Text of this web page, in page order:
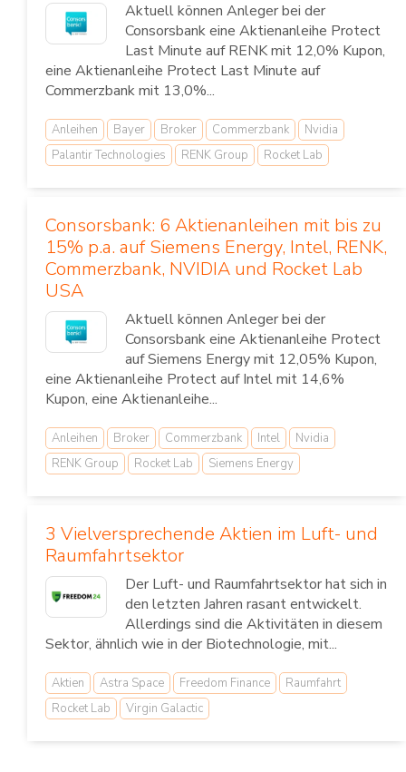
Aktuell können Anleger bei der
Consorsbank eine Aktienanleihe Protect
Last Minute auf RENK mit 12,0% Kupon,
eine Aktienanleihe Protect Last Minute auf
Commerzbank mit 13,0%...
Anleihen Bayer Broker Commerzbank
Nvidia
Palantir Technologies
RENK Group Rocket Lab
Consorsbank: 6 Aktienanleihen mit bis zu
15% p.a. auf Siemens Energy, Intel, RENK,
Commerzbank, NVIDIA und Rocket Lab
USA
Aktuell können Anleger bei der
Consorsbank eine Aktienanleihe Protect
auf Siemens Energy mit 12,05% Kupon,
eine Aktienanleihe Protect auf Intel mit 14,6%
Kupon, eine Aktienanleihe...
Anleihen Broker Commerzbank Intel
Nvidia
RENK Group
Rocket Lab Siemens Energy
3 Vielversprechende Aktien im Luft- und
Raumfahrtsektor
Der Luft- und Raumfahrtsektor hat sich in
den letzten Jahren rasant entwickelt.
Allerdings sind die Aktivitäten in diesem
Sektor, ähnlich wie in der Biotechnologie, mit...
Aktien Astra Space Freedom Finance
Raumfahrt
Rocket Lab
Virgin Galactic